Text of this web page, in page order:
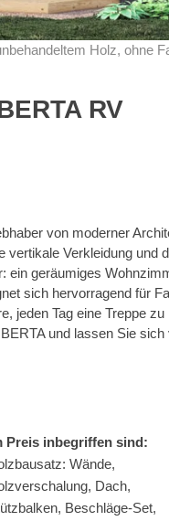
Holz, ohne
RV
von moderner
vertikale Verkleidung und
ein geräumiges
sich hervorragend für
jeden Tag eine Treppe zu
und lassen Sie sich
Preis inbegriffen sind:
Wände,
Dach,
Beschläge-Set,